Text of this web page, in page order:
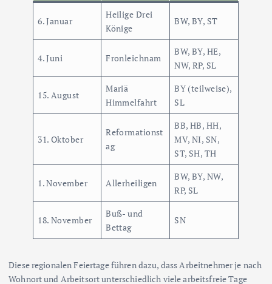
6. Januar
Heilige Drei
Könige
BW, BY, ST
4. Juni Fronleichnam
BW, BY, HE,
NW, RP, SL
15. August
Mariä
Himmelfahrt
BY (teilweise),
SL
31. Oktober
Reformationst
ag
BB, HB, HH,
MV, NI, SN,
ST, SH, TH
1. November Allerheiligen
BW, BY, NW,
RP, SL
18. November
Buß- und
Bettag
SN
Diese regionalen Feiertage führen dazu, dass Arbeitnehmer je nach
Wohnort und Arbeitsort unterschiedlich viele arbeitsfreie Tage